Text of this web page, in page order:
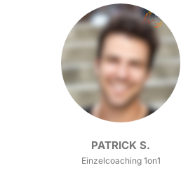
PATRICK S.
Einzelcoaching 1on1